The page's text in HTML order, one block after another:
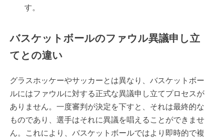
す。
バスケットボールのファウル異議申し立
てとの違い
グラスホッケーやサッカーとは異なり、バスケットボー
ルにはファウルに対する正式な異議申し立てプロセスが
ありません。一度審判が決定を下すと、それは最終的な
ものであり、選手はそれに異議を唱えることができませ
ん。これにより、バスケットボールではより即時的で複